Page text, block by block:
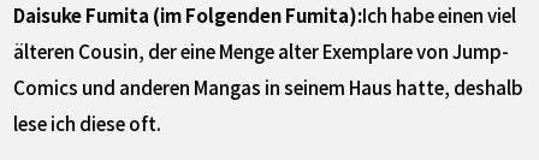
Daisuke Fumita (im Folgenden Fumita):Ich habe einen viel
älteren Cousin, der eine Menge alter Exemplare von Jump-
Comics und anderen Mangas in seinem Haus hatte, deshalb
lese ich diese oft.